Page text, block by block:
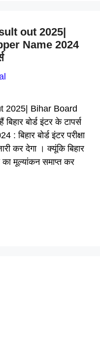
out 2025|
Name 2024
2025| Bihar Board
बोर्ड इंटर के टापर्स
बोर्ड इंटर परीक्षा
कर देगा । क्यूंकि बिहार
का मूल्यांकन समाप्त कर